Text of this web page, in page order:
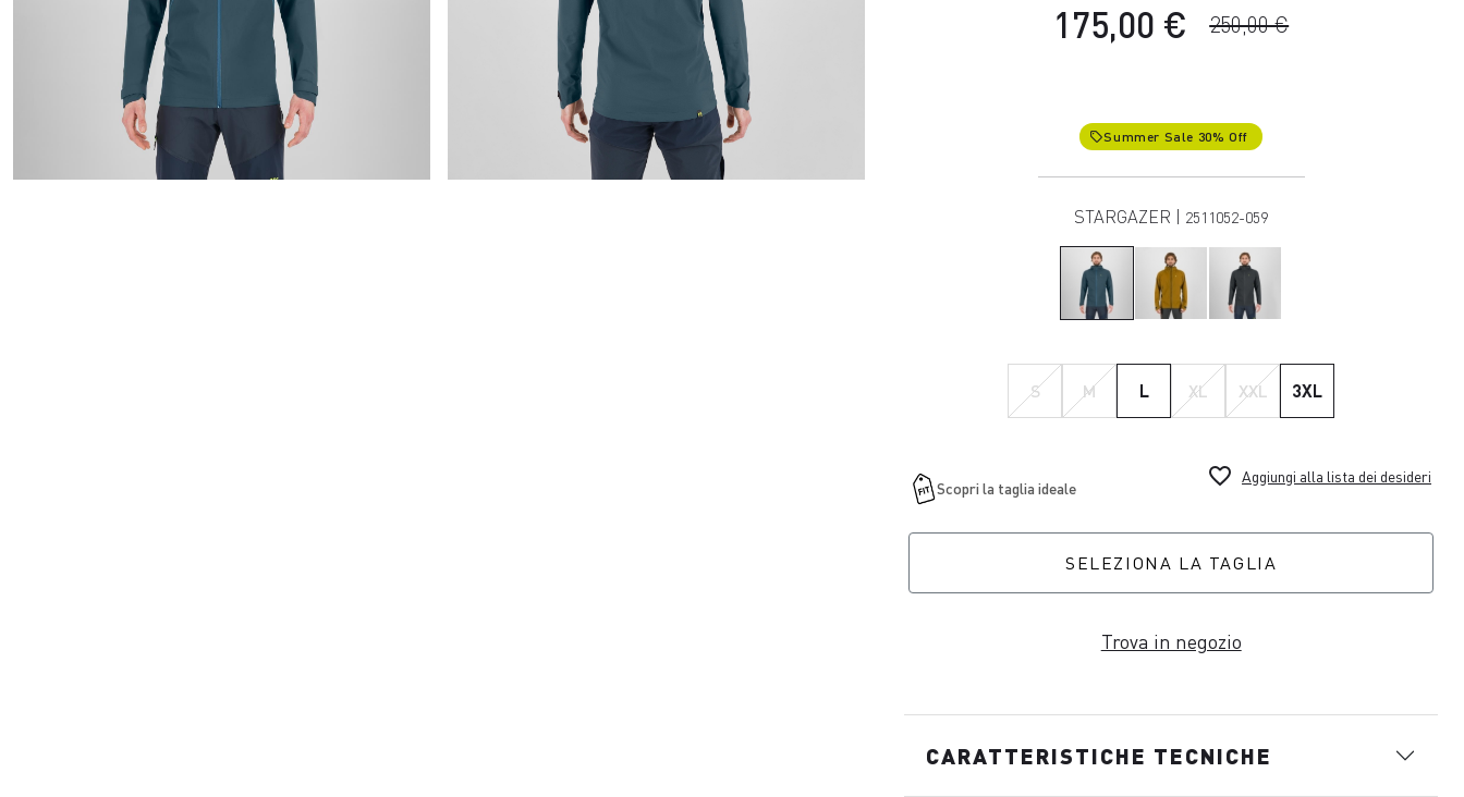
175,00 € 250,00 €
local_offerSummer Sale 30% Off
STARGAZER | 2511052-059
S M L XL XXL 3XL
favorite_border Aggiungi alla lista dei desideri
SELEZIONA LA TAGLIA
Trova in negozio
CARATTERISTICHE TECNICHE